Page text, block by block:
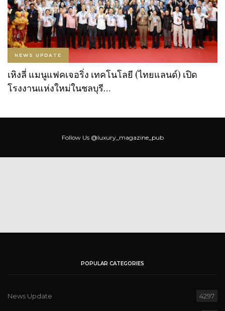
NEWS UPDATE
เหิงลี่ แมนูแฟคเจอริ่ง เทคโนโลยี (ไทยแลนด์) เปิด
โรงงานแห่งใหม่ในชลบุรี…
Follow Us @luxury_magazine_pub
POPULAR CATEGORIES
News Update 4297